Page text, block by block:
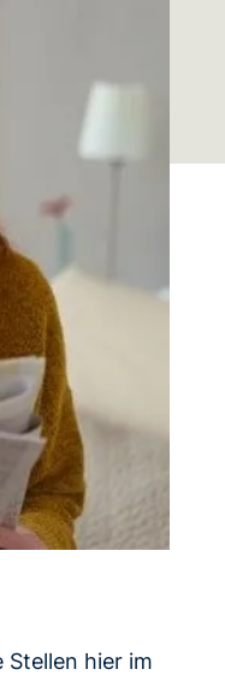
Stellen hier im